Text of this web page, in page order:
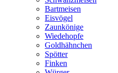
Bartmeisen
Eisvögel
Zaunkönige
Wiedehopfe
Goldhähnchen
Spötter
Finken